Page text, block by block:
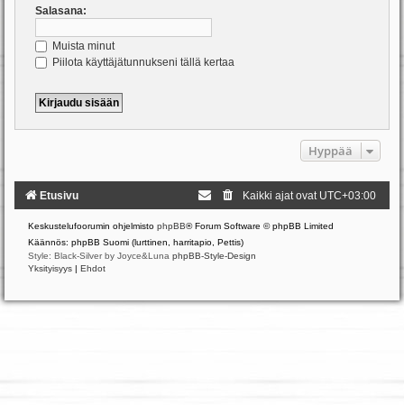
Salasana:
Muista minut
Piilota käyttäjätunnukseni tällä kertaa
Hyppää
Etusivu Kaikki ajat ovat UTC+03:00
Keskustelufoorumin ohjelmisto phpBB® Forum Software © phpBB Limited
Käännös: phpBB Suomi (lurttinen, harritapio, Pettis)
Style: Black-Silver by Joyce&Luna phpBB-Style-Design
Yksityisyys | Ehdot